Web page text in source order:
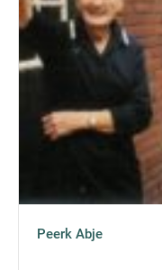
Peerk Abje